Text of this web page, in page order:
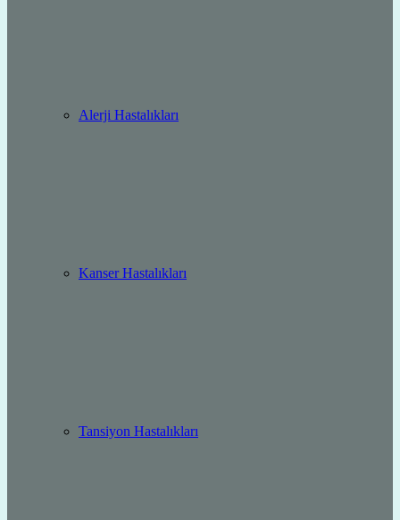
Alerji Hastalıkları
Kanser Hastalıkları
Tansiyon Hastalıkları